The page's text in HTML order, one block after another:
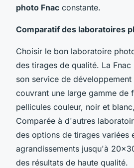
photo Fnac constante.
Comparatif des laboratoires
Choisir le bon laboratoire
des tirages de qualité. La
son service de
couvrant une large gamme de
pellicules couleur, noir et
Comparée à d'autres
des options de tirages variées
agrandissements jusqu'à
des résultats de haute qualité.